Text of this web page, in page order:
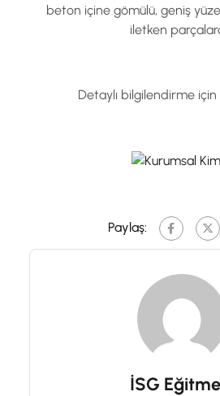
beton içine gömülü, geniş
iletken
Detaylı bilgilendirme için
Paylaş:
İSG